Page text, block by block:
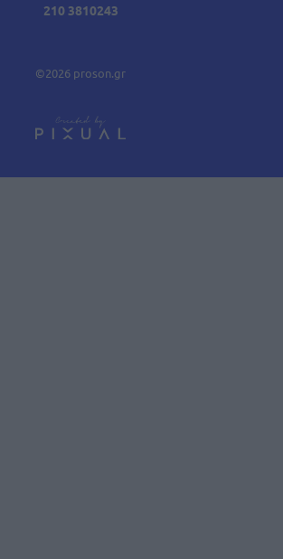
210 3810243
©2026 proson.gr